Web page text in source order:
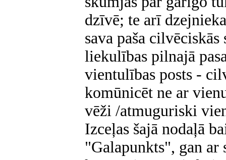
dzīvē; te arī
sava paša cilvēciskās
liekulības pilnajā
vientulības posts -
komūnicēt ne ar
vēži /atmuguriski
Izceļas šajā nodaļā
"Galapunkts", gan